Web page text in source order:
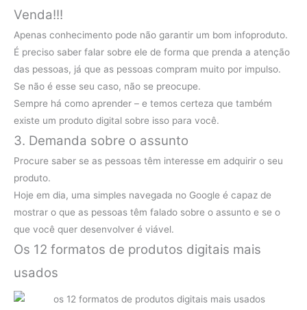
Venda!!!
Apenas conhecimento pode não garantir um bom infoproduto.
É preciso saber falar sobre ele de forma que prenda a atenção
das pessoas, já que as pessoas compram muito por impulso.
Se não é esse seu caso, não se preocupe.
Sempre há como aprender – e temos certeza que também
existe um produto digital sobre isso para você.
3. Demanda sobre o assunto
Procure saber se as pessoas têm interesse em adquirir o seu
produto.
Hoje em dia, uma simples navegada no Google é capaz de
mostrar o que as pessoas têm falado sobre o assunto e se o
que você quer desenvolver é viável.
Os 12 formatos de produtos digitais mais
usados